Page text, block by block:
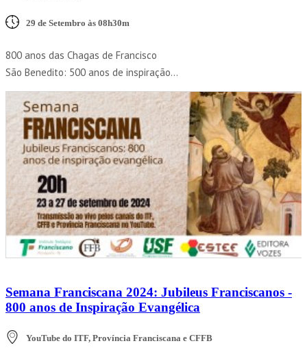
29 de Setembro às 08h30m
800 anos das Chagas de Francisco
São Benedito: 500 anos de inspiração...
Semana Franciscana 2024: Jubileus Franciscanos -
800 anos de Inspiração Evangélica
YouTube do ITF, Província Franciscana e CFFB